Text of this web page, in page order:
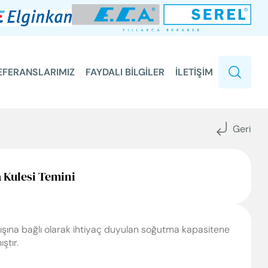
FAYDALI BİLGİLER İLETİŞİM
Geri
Kulesi Temini
bağlı olarak ihtiyaç duyulan soğutma kapasitene